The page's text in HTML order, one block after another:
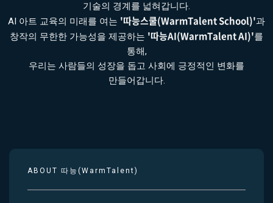
기술의 경계를 넓혀갑니다.
AI 아트 교육의 미래를 여는 '따능스쿨(WarmTalent School)'과
창작의 무한한 가능성을 제공하는 '따능AI(WarmTalent AI)'를
통해,
우리는 사람들의 성장을 돕고 사회에 긍정적인 변화를
만들어갑니다.
ABOUT 따능(WarmTalent)